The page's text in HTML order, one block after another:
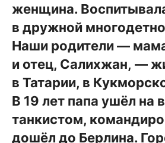
женщина.
в дружной
Наши родители —
и отец, Салихжан, —
в Татарии, в
В 19 лет папа ушёл на
танкистом,
дошёл до Берлина.